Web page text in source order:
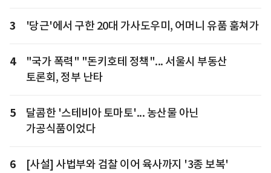
3 '당근'에서 구한 20대 가사도우미, 어머니 유품 훔쳐가
4
"국가 폭력" "돈키호테 정책"... 서울시 부동산
토론회, 정부 난타
5
달콤한 '스테비아 토마토'... 농산물 아닌
가공식품이었다
6 [사설] 사법부와 검찰 이어 육사까지 '3종 보복'